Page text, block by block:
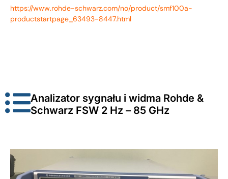
https://www.rohde-schwarz.com/no/product/smf100a-
productstartpage_63493-8447.html
Analizator sygnału i widma Rohde &
Schwarz FSW 2 Hz – 85 GHz